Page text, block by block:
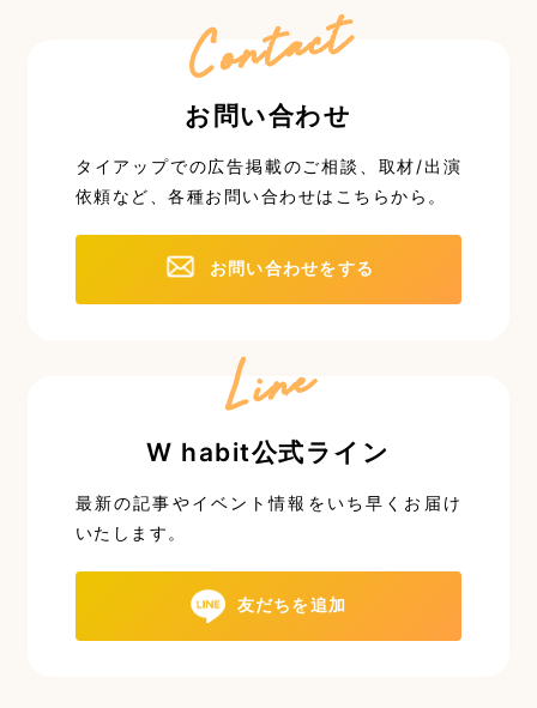
お問い合わせ
Contact
タイアップでの広告掲載のご相談、取材/出演
依頼など、各種お問い合わせはこちらから。
お問い合わせをする
W habit公式ライン
Line
最新の記事やイベント情報を いち早くお届け
いたします。
友だちを追加